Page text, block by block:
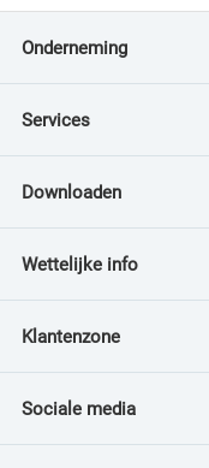
Onderneming
Services
Downloaden
Wettelijke info
Klantenzone
Sociale media